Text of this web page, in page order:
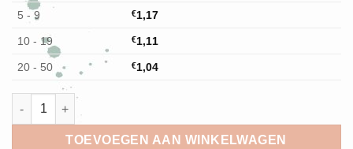
5 - 9
€1,17
10 - 19 €1,11
20 - 50 €1,04
Ansichtkaart Choco Snor aantal
TOEVOEGEN AAN WINKELWAGEN